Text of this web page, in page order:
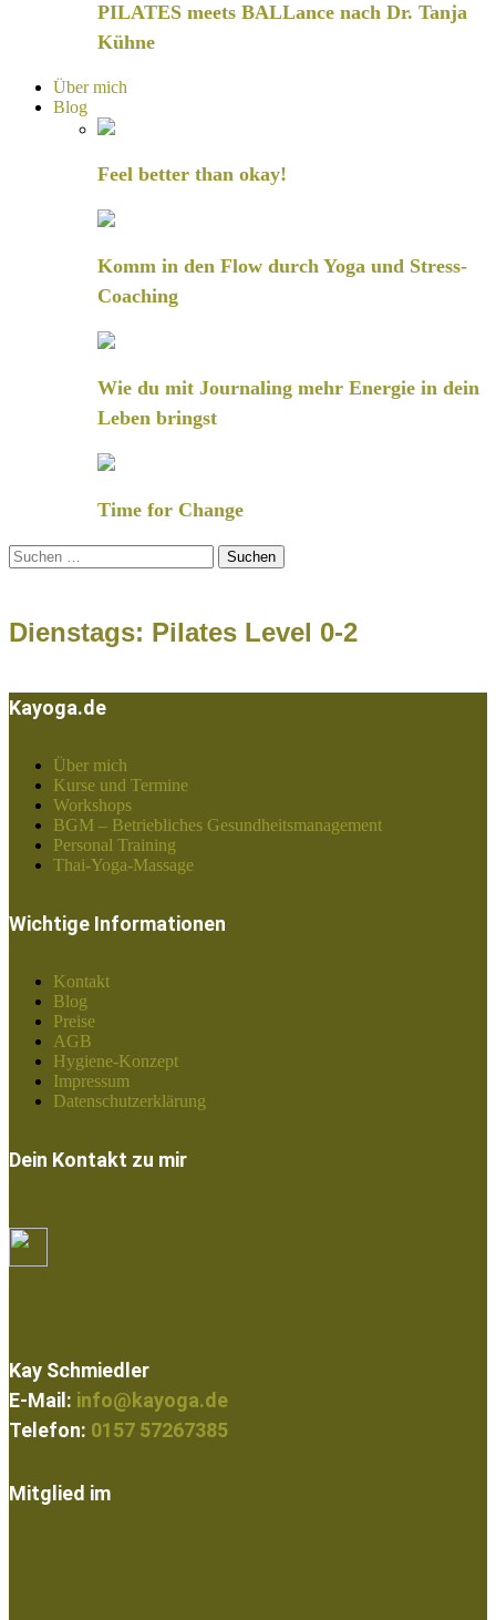
PILATES meets BALLance nach Dr. Tanja
Kühne
Über mich
Blog
Feel better than okay!
Komm in den Flow durch Yoga und Stress-
Coaching
Wie du mit Journaling mehr Energie in dein
Leben bringst
Time for Change
Suchen
nach:
Dienstags: Pilates Level 0-2
Kayoga.de
Über mich
Kurse und Termine
Workshops
BGM – Betriebliches Gesundheitsmanagement
Personal Training
Thai-Yoga-Massage
Wichtige Informationen
Kontakt
Blog
Preise
AGB
Hygiene-Konzept
Impressum
Datenschutzerklärung
Dein Kontakt zu mir
Kay Schmiedler
E-Mail: info@kayoga.de
Telefon: 0157 57267385
Mitglied im